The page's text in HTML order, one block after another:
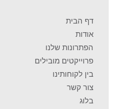
דף הבית
אודות
הפתרונות שלנו
פרוייקטים מובילים
בין לקוחותינו
צור קשר
בלוג